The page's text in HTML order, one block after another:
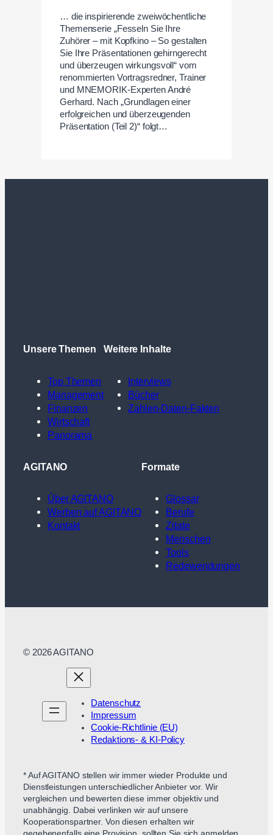
… die inspirierende zweiwöchentliche
Themenserie „Fesseln Sie Ihre
Zuhörer – mit Kopfkino – So gestalten
Sie Ihre Präsentationen gehirngerecht
und überzeugen wirkungsvoll“ vom
renommierten Vortragsredner, Trainer
und MNEMORIK-Experten André
Gerhard. Nach „Grundlagen einer
erfolgreichen und überzeugenden
Präsentation (Teil 2)“ folgt…
Unsere Themen
Top Themen
Management
Finanzen
Wirtschaft
Panorama
Weitere Inhalte
Interviews
Bücher
Zahlen-Daten-Fakten
AGITANO
Über AGITANO
Werben auf AGITANO
Kontakt
Formate
Glossar
Berufe
Zitate
Menschen
Tools
Redewendungen
© 2026 AGITANO
Datenschutz
Impressum
Cookie-Richtlinie (EU)
Redaktions- & KI-Policy
* Auf AGITANO stellen wir immer wieder Produkte und
Dienstleistungen unterschiedlicher Anbieter vor. Wir
vergleichen und bewerten diese immer objektiv und
unabhängig. Dabei verlinken wir auf unsere
Kooperationspartner. Von diesen erhalten wir
gegebenenfalls eine Provision, sollten Sie sich anmelden